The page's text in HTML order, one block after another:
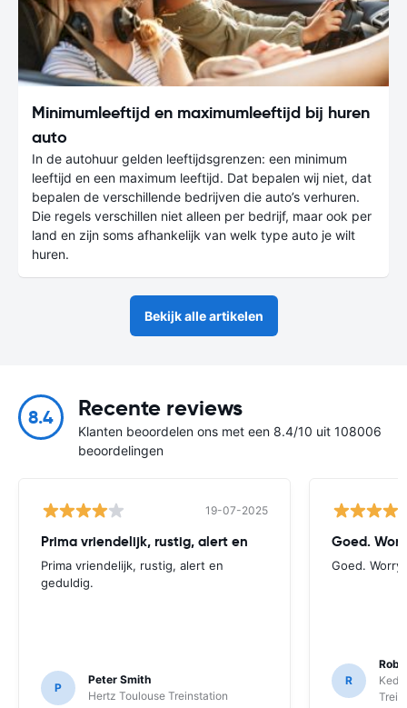
Minimumleeftijd en maximumleeftijd bij huren
auto
In de autohuur gelden leeftijdsgrenzen: een minimum
leeftijd en een maximum leeftijd. Dat bepalen wij niet, dat
bepalen de verschillende bedrijven die auto’s verhuren.
Die regels verschillen niet alleen per bedrijf, maar ook per
land en zijn soms afhankelijk van welk type auto je wilt
huren.
Bekijk alle artikelen
8.4 Recente reviews
Klanten beoordelen ons met een 8.4/10 uit 108006
beoordelingen
19-07-2025
Prima vriendelijk, rustig, alert en
Prima vriendelijk, rustig, alert en
geduldig.
P
Peter Smith
Hertz Toulouse Treinstation
Goed.
Goed.
R
Rob